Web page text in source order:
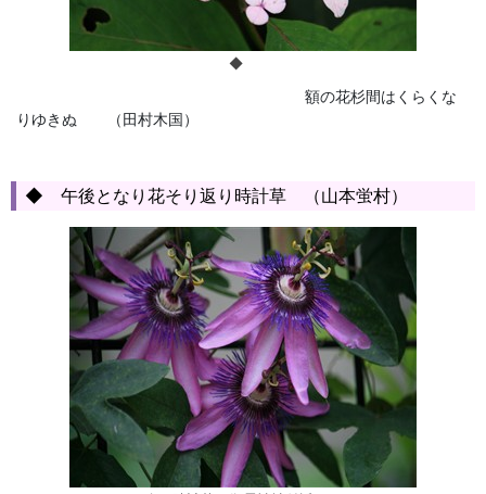
◆
額の花杉間はくらくな
りゆきぬ （田村木国）
◆ 午後となり花そり返り時計草 （山本蛍村）